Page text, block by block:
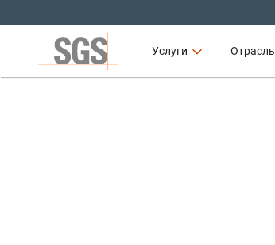
Услуги Отрасль